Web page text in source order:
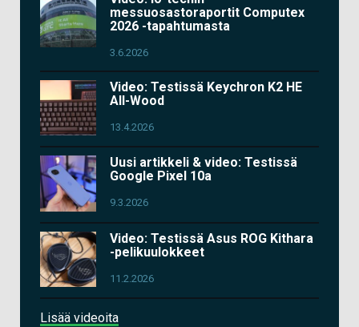
messuosastoraportit Computex
2026 -tapahtumasta
3.6.2026
Video: Testissä Keychron K2 HE
All-Wood
13.4.2026
Uusi artikkeli & video: Testissä
Google Pixel 10a
9.3.2026
Video: Testissä Asus ROG Kithara
-pelikuulokkeet
11.2.2026
Lisää videoita